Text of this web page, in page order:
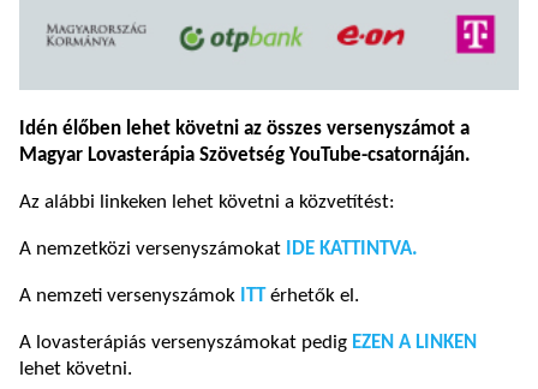
Idén élőben lehet követni az összes versenyszámot a
Magyar Lovasterápia Szövetség YouTube-csatornáján.
Az alábbi linkeken lehet követni a közvetítést:
A nemzetközi versenyszámokat IDE KATTINTVA.
A nemzeti versenyszámok ITTérhetők el.
A lovasterápiás versenyszámokat pedig EZEN A LINKEN
lehet követni.